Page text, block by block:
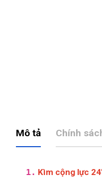
Mô tả Chính
1. Kìm cộng lực